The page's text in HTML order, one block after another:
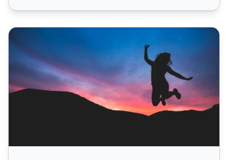
11 meilleures pratiques pour engager & fidéliser des